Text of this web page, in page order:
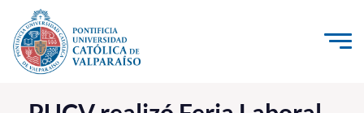
Click acá para ir directamente al contenido
La Universidad